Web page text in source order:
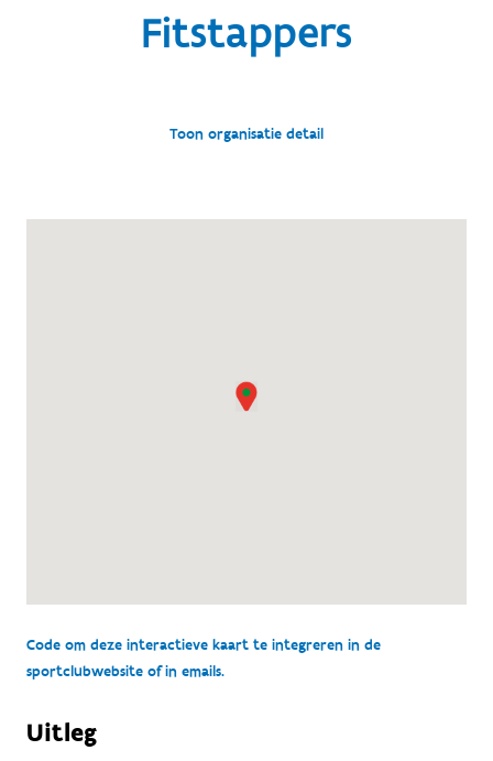
Fitstappers
Toon organisatie detail
Code om deze interactieve kaart te integreren in de
sportclubwebsite of in emails.
Uitleg